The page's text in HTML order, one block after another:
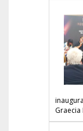
Graecia